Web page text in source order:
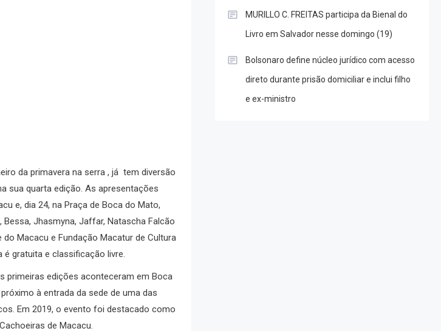
da primavera na serra , já tem diversão
sua quarta edição. As apresentações
e, dia 24, na Praça de Boca do Mato,
Jhasmyna, Jaffar, Natascha Falcão
Macacu e Fundação Macatur de Cultura
gratuita e classificação livre.
primeiras edições aconteceram em Boca
à entrada da sede de uma das
Em 2019, o evento foi destacado como
de Macacu.
MURILLO C. FREITAS participa da Bienal do
Livro em Salvador nesse domingo (19)
Bolsonaro define núcleo jurídico com acesso
direto durante prisão domiciliar e inclui filho
e ex-ministro